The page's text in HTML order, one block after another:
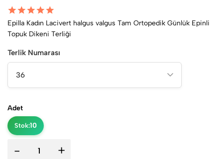
Epilla Kadın Lacivert halgus valgus Tam Ortopedik Günlük Epinli
Topuk Dikeni Terliği
Terlik Numarası
Adet
Stok:10
- +